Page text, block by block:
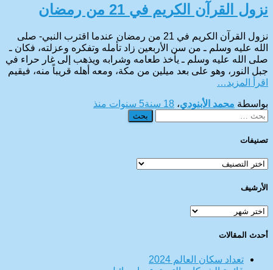
نزول القرآن الكريم في 21 من رمضان
نزول القرآن الكريم في 21 من رمضان عندما اقترب النبي- صلى
الله عليه وسلم ـ من سن الأربعين زاد تأمله وتفكره وعزلته، فكان ـ
صلى الله عليه وسلم ـ يأخذ طعامه وشرابه ويذهب إلى غار حراء في
جبل النور، وهو على بعد ميلين من مكة، ومعه أهله قريباً منه، فيقيم
اقرأ المزيد…
بواسطة محمد الأبنودي، 18 سنة 5 سنوات
منذ
البحث
تصنيفات
تصنيفات
الأرشيف
الأرشيف
أحدث المقالات
تعداد سكان العالم 2024